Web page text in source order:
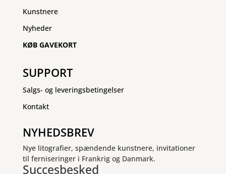
Kunstnere
Nyheder
KØB GAVEKORT
SUPPORT
Salgs- og leveringsbetingelser
Kontakt
NYHEDSBREV
Nye litografier, spændende kunstnere, invitationer
til ferniseringer i Frankrig og Danmark.
Succesbesked